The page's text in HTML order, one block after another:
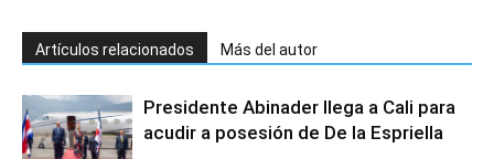
Artículos relacionados Más del autor
Presidente Abinader llega a Cali para
acudir a posesión de De la Espriella